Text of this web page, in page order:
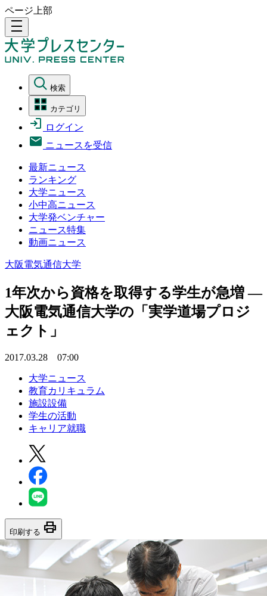
ページ上部
density_medium
検索
カテゴリ
ログイン
ニュースを受信
最新ニュース
ランキング
大学ニュース
小中高ニュース
大学発ベンチャー
ニュース特集
動画ニュース
大阪電気通信大学
1年次から資格を取得する学生が急増 —
大阪電気通信大学の「実学道場プロジ
ェクト」
2017.03.28 07:00
大学ニュース
教育カリキュラム
施設設備
学生の活動
キャリア就職
印刷する print